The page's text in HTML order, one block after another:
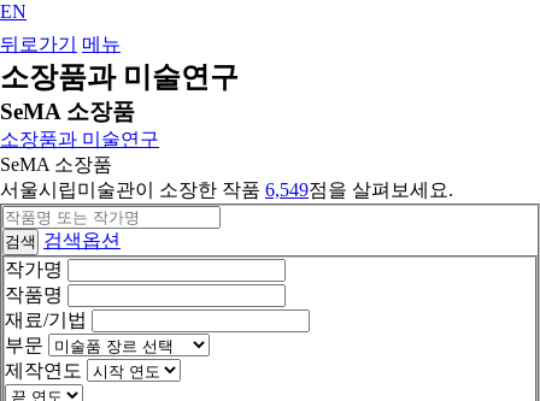
EN
뒤로가기
메뉴
소장품과 미술연구
SeMA 소장품
소장품과 미술연구
SeMA 소장품
서울시립미술관이 소장한 작품 6,549점을 살펴보세요.
검색 검색옵션
작가명
작품명
재료/기법
부문
제작연도